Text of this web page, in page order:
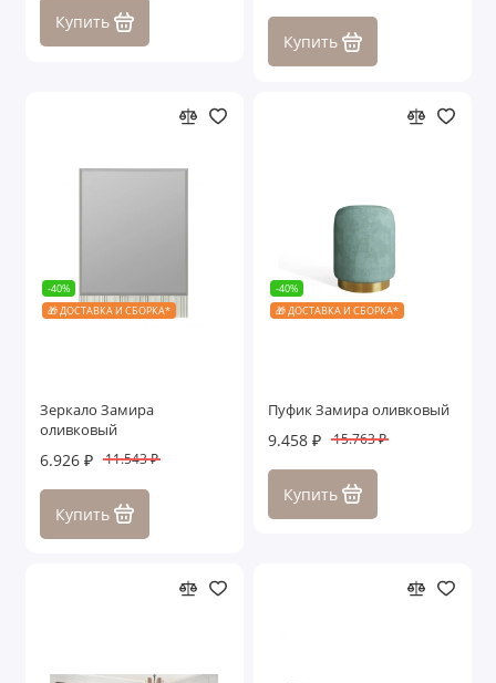
Купить
Купить
-40%
🎁 ДОСТАВКА И СБОРКА*
Зеркало Замира
оливковый
6.926 ₽ 11.543 ₽
Купить
-40%
🎁 ДОСТАВКА И СБОРКА*
Пуфик Замира оливковый
9.458 ₽ 15.763 ₽
Купить